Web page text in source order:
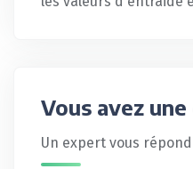
Vous avez
Un expert vous